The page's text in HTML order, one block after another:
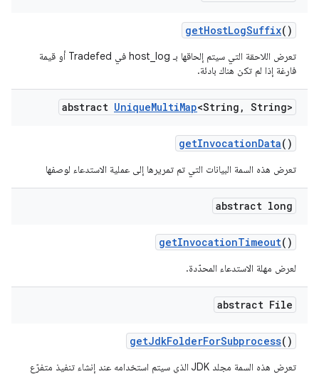
getHostLogSuffix()
تعرض اللاحقة التي سيتم إلحاقها بـ host_log في Tradefed أو قيمة
فارغة إذا لم تكن هناك بادئة.
abstract UniqueMultiMap<String , String>
getInvocationData()
تعرض هذه السمة البيانات التي تم تمريرها إلى عملية الاستدعاء لوصفها
abstract long
getInvocationTimeout()
لعرض مهلة الاستدعاء المحدّدة.
abstract File
getJdkFolderForSubprocess()
تعرض هذه السمة مجلد JDK الذي سيتم استخدامه عند إنشاء تنفيذ متفرّع